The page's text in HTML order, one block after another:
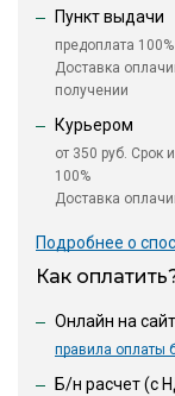
Пункт выдачи
предоплата 100%
Доставка
получении
Курьером
от 350 руб. Срок
100%
Доставка
Подробнее о
Как
Онлайн на
правила оплаты
Б/н расчет (c